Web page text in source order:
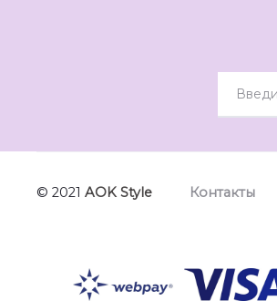
© 2021 AOK Style Контакты